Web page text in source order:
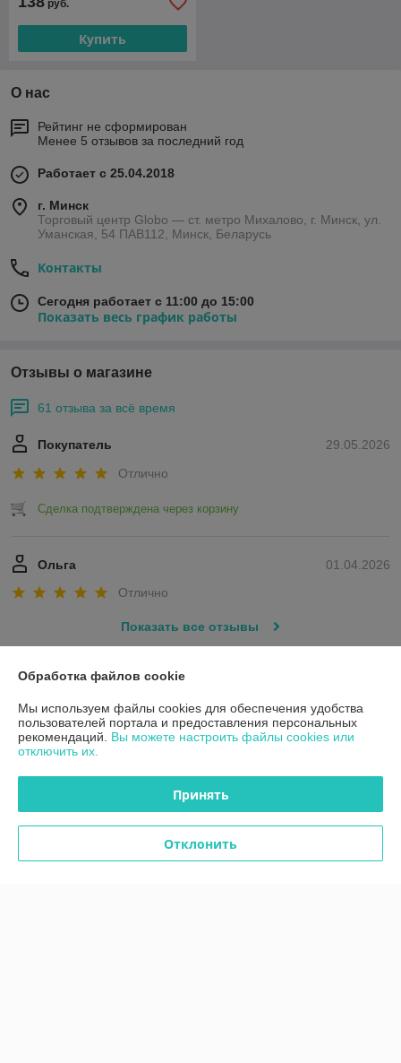
руб.
Купить
О нас
Рейтинг не сформирован
Менее 5 отзывов за последний год
Работает с 25.04.2018
г. Минск
Торговый центр Globo — ст. метро Михалово, г. Минск, ул.
Уманская, 54 ПАВ112, Минск, Беларусь
Контакты
Сегодня работает с 11:00 до 15:00
Показать весь график работы
Отзывы о магазине
61 отзыва за всё время
29.05.2026
Покупатель
Отлично
Сделка подтверждена через корзину
01.04.2026
Ольга
Отлично
Показать все отзывы
О нас
Контакты
График работы
Обработка файлов cookie
Мы используем файлы cookies для обеспечения удобства
пользователей портала и предоставления персональных
рекомендаций. Вы можете настроить файлы cookies или
отключить их.
Принять
Отклонить